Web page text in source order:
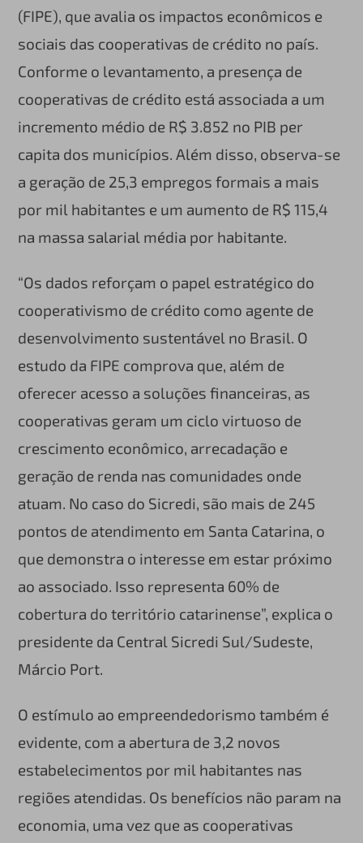
(FIPE), que avalia os impactos econômicos e
sociais das cooperativas de crédito no país.
Conforme o levantamento, a presença de
cooperativas de crédito está associada a um
incremento médio de R$ 3.852 no PIB per
capita dos municípios. Além disso, observa-se
a geração de 25,3 empregos formais a mais
por mil habitantes e um aumento de R$ 115,4
na massa salarial média por habitante.
“Os dados reforçam o papel estratégico do
cooperativismo de crédito como agente de
desenvolvimento sustentável no Brasil. O
estudo da FIPE comprova que, além de
oferecer acesso a soluções financeiras, as
cooperativas geram um ciclo virtuoso de
crescimento econômico, arrecadação e
geração de renda nas comunidades onde
atuam. No caso do Sicredi, são mais de 245
pontos de atendimento em Santa Catarina, o
que demonstra o interesse em estar próximo
ao associado. Isso representa 60% de
cobertura do território catarinense”, explica o
presidente da Central Sicredi Sul/Sudeste,
Márcio Port.
O estímulo ao empreendedorismo também é
evidente, com a abertura de 3,2 novos
estabelecimentos por mil habitantes nas
regiões atendidas. Os benefícios não param na
economia, uma vez que as cooperativas